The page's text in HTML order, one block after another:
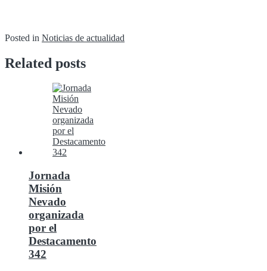
Posted in Noticias de actualidad
Related posts
Jornada
Misión
Nevado
organizada
por el
Destacamento
342